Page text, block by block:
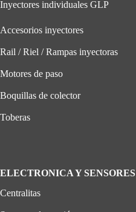
Inyectores individuales GLP
Accesorios inyectores
Rail / Riel / Rampas inyectoras
Motores de paso
Boquillas de colector
Toberas
ELECTRONICA Y SENSORES
Centralitas